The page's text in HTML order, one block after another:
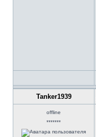
Tanker1939
offline
*******